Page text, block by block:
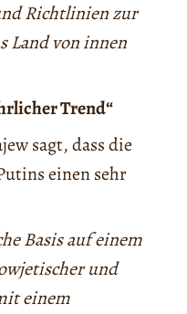
Richtlinien zur
Land von innen
Trend“
sagt, dass die
einen sehr
Basis auf einem
und
einem